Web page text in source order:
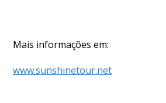
Mais informações em:
www.sunshinetour.net